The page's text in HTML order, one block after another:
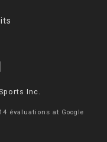
Inc.
14 évaluations at Google